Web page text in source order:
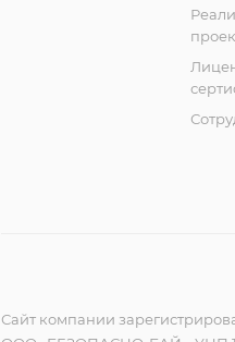
Сайт компании